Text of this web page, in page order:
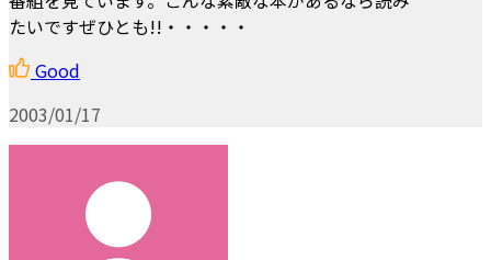
たいですぜひとも!!・・・・・
Good
2003/01/17